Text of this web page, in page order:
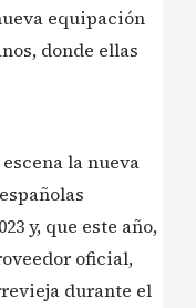
equipación
donde ellas
la nueva
y, que este año,
oficial,
durante el